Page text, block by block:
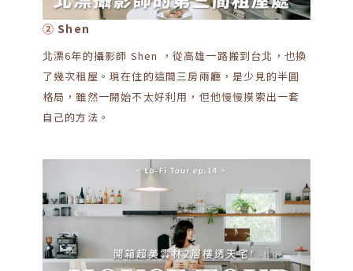
②Shen
北漂6年的攝影師 Shen ，從高雄一路搬到台北，也換
了幾次租屋。現在住的這間三房兩廳，是少見的半圓
格局，雖然一開始不太好利用，但他慢慢摸索出一套
自己的方法。